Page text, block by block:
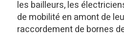
les bailleurs, les
de mobilité en amont de
raccordement de bornes